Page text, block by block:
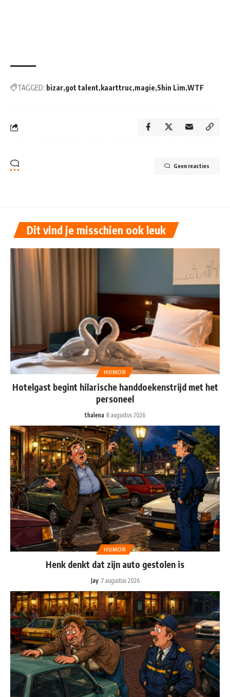
TAGGED: bizar got talent kaarttruc magie Shin Lim WTF
Geen reacties
Dit vind je misschien ook leuk
HUMOR
Hotelgast begint hilarische handdoekenstrijd met het
personeel
thalena 8 augustus 2026
HUMOR
Henk denkt dat zijn auto gestolen is
Jay 7 augustus 2026